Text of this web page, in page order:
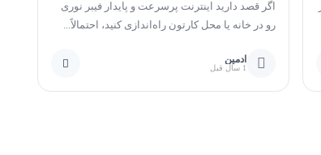
اگر قصد دارید اینترنت پرسرعت و پایدار فیبر نوری
رو در خانه یا محل کارتون راه‌اندازی کنید، احتمالاً...
ادمین
1 سال قبل